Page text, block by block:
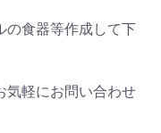
の食器等作成して下
気軽にお問い合わせ